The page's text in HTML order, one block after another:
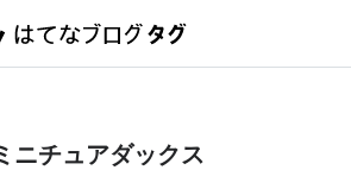
ニチュアダックス